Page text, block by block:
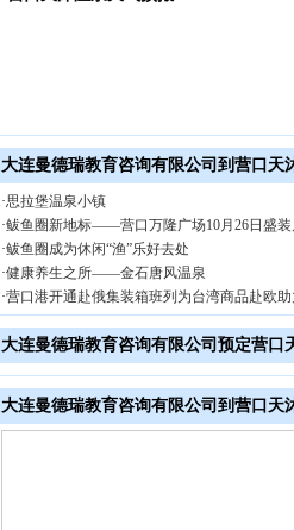
大连曼德瑞教育咨询有限公司到营口天
·思拉堡温泉小镇
·鲅鱼圈新地标——营口万隆广场10月26日盛装
·鲅鱼圈成为休闲“渔”乐好去处
·健康养生之所——金石唐风温泉
·营口港开通赴俄集装箱班列为台湾商品赴欧助
大连曼德瑞教育咨询有限公司预定营口
大连曼德瑞教育咨询有限公司到营口天